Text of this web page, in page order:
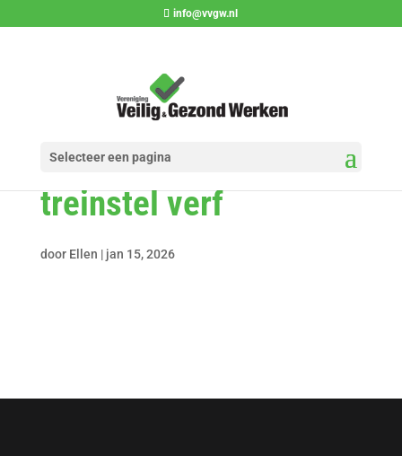
info@vvgw.nl
Selecteer een pagina
treinstel verf
door Ellen | jan 15, 2026